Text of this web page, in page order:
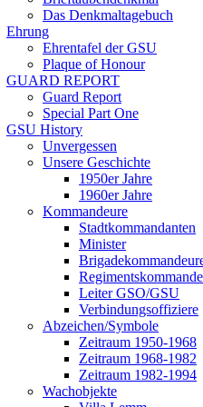
Das Denkmaltagebuch
Ehrung
Ehrentafel der GSU
Plaque of Honour
GUARD REPORT
Guard Report
Special Part One
GSU History
Unvergessen
Unsere Geschichte
1950er Jahre
1960er Jahre
Kommandeure
Stadtkommandanten
Minister
Leiter GSO/GSU
Verbindungsoffiziere
Abzeichen/Symbole
Zeitraum 1950-1968
Zeitraum 1968-1982
Zeitraum 1982-1994
Wachobjekte